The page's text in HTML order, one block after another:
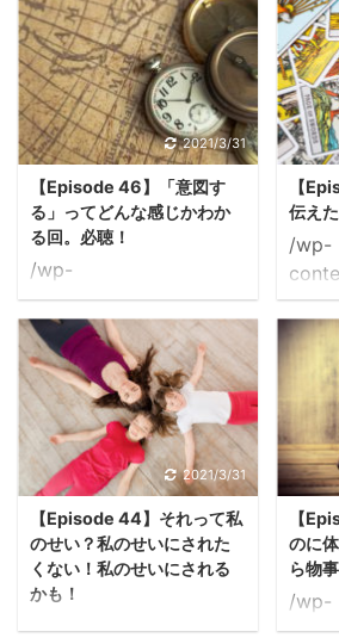
ゲストはローズさん。 ず
っと抽選に申し込んでく
ださっていて 今回ようや
く当選されたそうです！
相手が離れていくから
私は心を閉ざす という信
念体系を持っていること
が わかったのだが 現実
も本当にその通りなのを
思い出して辛くなってい
るとのこと。 ＊＊＊
「でも、その信念体系を
手放そうとはしていない
ですよね？」 ＊＊ 思い
出して辛く ...
ゲス
「交
悩み
自分
が 間
思え
に決
でし
やる
けな
が 気
悪
り
る
穂子
きさ
2021/3/31
【Episode 46】「意図す
る」ってどんな感じかわか
る回。必聴！
/wp-
content/uploads/2021/
03/46-hitradio.mp3
美容師をされているさと
まつさんのお悩みは、 予
定がない時間を増やした
いと思って20年。 笑 予
定のない時間を増やした
い。 ＊＊＊ 何がそんな
に忙しいのですか？ とい
う美穂子先生の質問に 美
容師という仕事が好きす
【
伝え
/wp-
03/
ゲス
ん
を
伝わ
たい
ただ
しい
ろう
不安
キツ
とき
2021/3/31
【Episode 44】それって私
のせい？私のせいにされた
くない！私のせいにされる
かも！
/wp-
【
のに
ら物
/wp-